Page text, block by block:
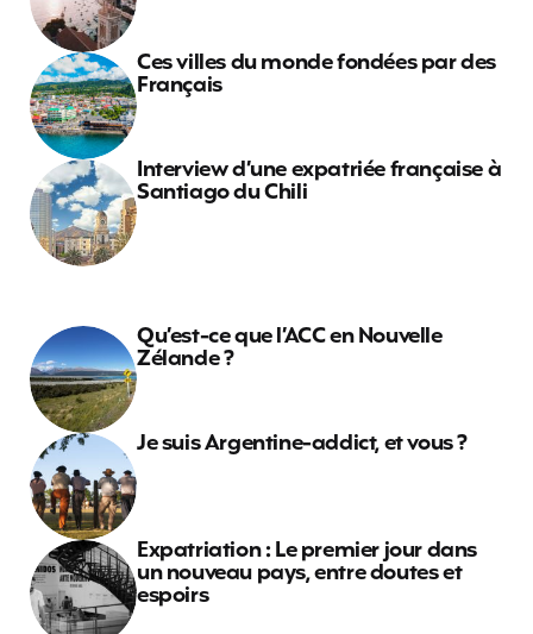
Ces villes du monde fondées par des
Français
Interview d’une expatriée française à
Santiago du Chili
Qu’est-ce que l’ACC en Nouvelle
Zélande ?
Je suis Argentine-addict, et vous ?
Expatriation : Le premier jour dans
un nouveau pays, entre doutes et
espoirs